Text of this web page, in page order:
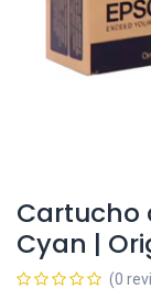
Cartucho
Cyan |
(0